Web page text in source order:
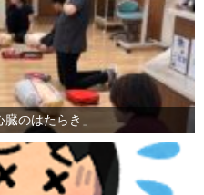
のはたらき」